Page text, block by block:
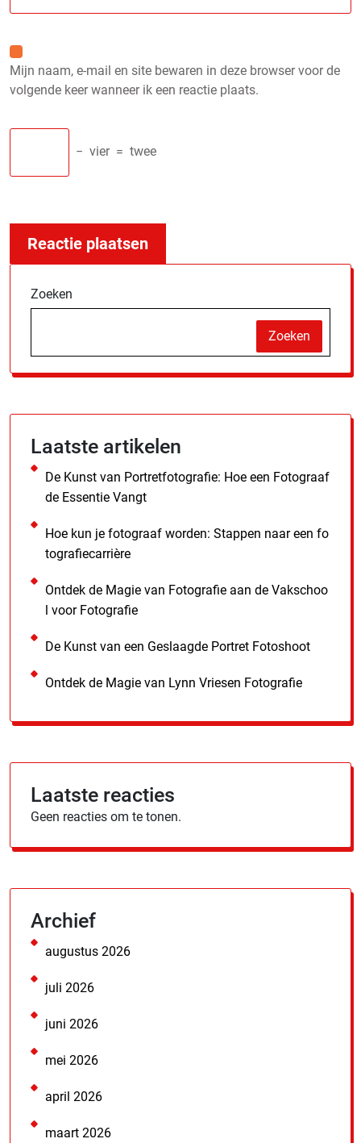
Mijn naam, e-mail en site bewaren in deze browser voor de
volgende keer wanneer ik een reactie plaats.
− vier = twee
Zoeken
Zoeken
Laatste artikelen
De Kunst van Portretfotografie: Hoe een Fotograaf
de Essentie Vangt
Hoe kun je fotograaf worden: Stappen naar een fo
tografiecarrière
Ontdek de Magie van Fotografie aan de Vakschoo
l voor Fotografie
De Kunst van een Geslaagde Portret Fotoshoot
Ontdek de Magie van Lynn Vriesen Fotografie
Laatste reacties
Geen reacties om te tonen.
Archief
augustus 2026
juli 2026
juni 2026
mei 2026
april 2026
maart 2026